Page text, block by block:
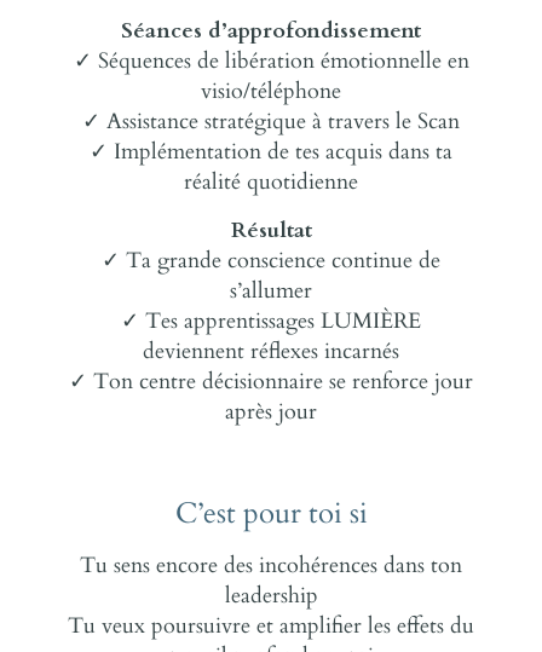
Séances d’approfondissement
✓ Séquences de libération émotionnelle en
visio/téléphone
✓ Assistance stratégique à travers le Scan
✓ Implémentation de tes acquis dans ta
réalité quotidienne
Résultat
✓ Ta grande conscience continue de
s’allumer
✓ Tes apprentissages LUMIÈRE
deviennent réflexes incarnés
✓ Ton centre décisionnaire se renforce jour
après jour
C’est pour toi si
Tu sens encore des incohérences dans ton
leadership
Tu veux poursuivre et amplifier les effets du